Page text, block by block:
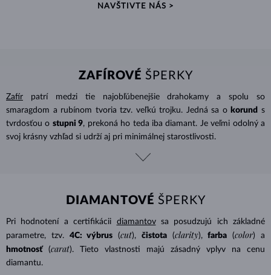
NAVŠTIVTE NÁS >
ZAFÍROVÉ ŠPERKY
Zafír
patrí medzi tie najobľúbenejšie drahokamy a spolu so
smaragdom a rubínom tvoria tzv. veľkú trojku. Jedná sa o korund s
tvrdosťou o stupni 9, prekoná ho teda iba diamant. Je veľmi odolný a
svoj krásny vzhľad si udrží aj pri minimálnej starostlivosti.
DIAMANTOVÉ ŠPERKY
Pri hodnotení a certifikácii diamantovsa posudzujú ich základné
parametre, tzv.
4C: výbrus (cut), čistota (clarity), farba (color) a
hmotnosť
(carat). Tieto vlastnosti majú zásadný vplyv na cenu
diamantu.